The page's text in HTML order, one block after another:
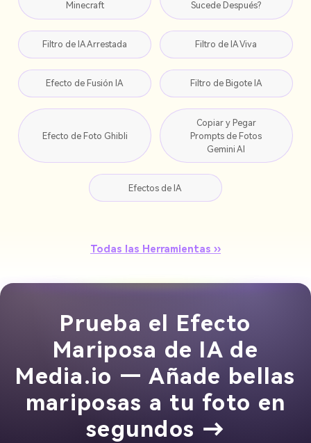
Minecraft
Sucede Después?
Filtro de IA Arrestada Filtro de IA Viva
Efecto de Fusión IA Filtro de Bigote IA
Efecto de Foto Ghibli
Copiar y Pegar
Prompts de Fotos
Gemini AI
Efectos de IA
Todas las Herramientas ››
Prueba el Efecto
Mariposa de IA de
Media.io — Añade bellas
mariposas a tu foto en
segundos →